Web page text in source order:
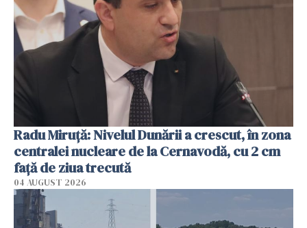
Radu Miruţă: Nivelul Dunării a crescut, în zona
centralei nucleare de la Cernavodă, cu 2 cm
faţă de ziua trecută
04 AUGUST 2026